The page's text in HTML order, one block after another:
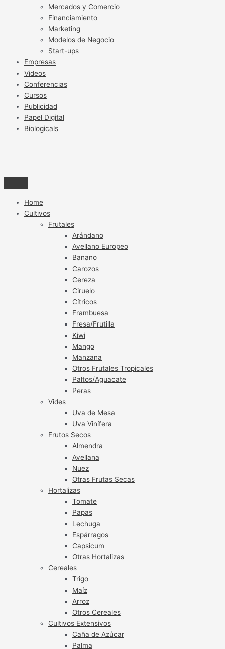
Mercados y Comercio
Financiamiento
Marketing
Modelos de Negocio
Start-ups
Empresas
Videos
Conferencias
Cursos
Publicidad
Papel Digital
Biologicals
Home
Cultivos
Frutales
Arándano
Avellano Europeo
Banano
Carozos
Cereza
Ciruelo
Cítricos
Frambuesa
Fresa/Frutilla
Kiwi
Mango
Manzana
Otros Frutales Tropicales
Paltos/Aguacate
Peras
Vides
Uva de Mesa
Uva Vinífera
Frutos Secos
Almendra
Avellana
Nuez
Otras Frutas Secas
Hortalizas
Tomate
Papas
Lechuga
Espárragos
Capsicum
Otras Hortalizas
Cereales
Trigo
Maíz
Arroz
Otros Cereales
Cultivos Extensivos
Caña de Azúcar
Palma